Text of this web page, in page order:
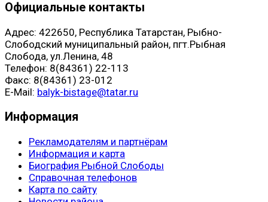
Официальные контакты
Адрес: 422650, Республика Татарстан, Рыбно-
Слободский муниципальный район, пгт.Рыбная
Слобода, ул.Ленина, 48
Телефон: 8(84361) 22-113
Факс: 8(84361) 23-012
E-Mail: balyk-bistage@tatar.ru
Информация
Рекламодателям и партнёрам
Информация и карта
Биография Рыбной Слободы
Справочная телефонов
Карта по сайту